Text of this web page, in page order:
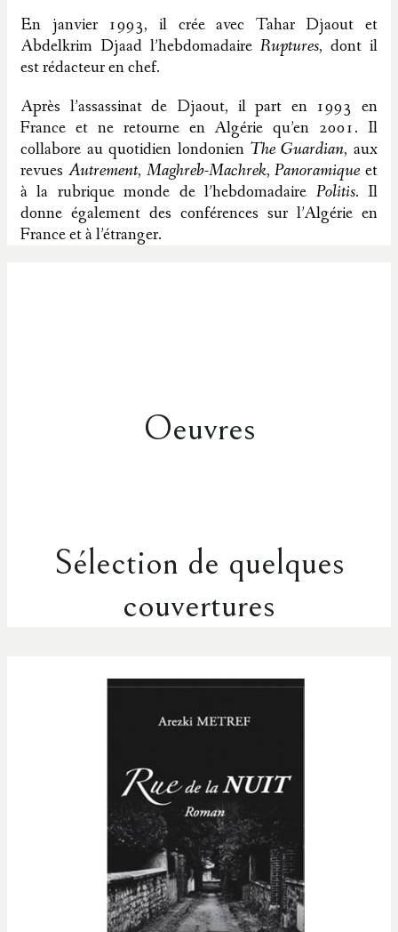
En janvier 1993, il crée avec Tahar Djaout et
Abdelkrim Djaad l’hebdomadaire Ruptures, dont il
est rédacteur en chef.
Après l’assassinat de Djaout, il part en 1993 en
France et ne retourne en Algérie qu’en 2001. Il
collabore au quotidien londonien The Guardian, aux
revues Autrement, Maghreb-Machrek,Panoramique et
à la rubrique monde de l’hebdomadaire Politis. Il
donne également des conférences sur l’Algérie en
France et à l’étranger.
Oeuvres
Sélection de quelques
couvertures